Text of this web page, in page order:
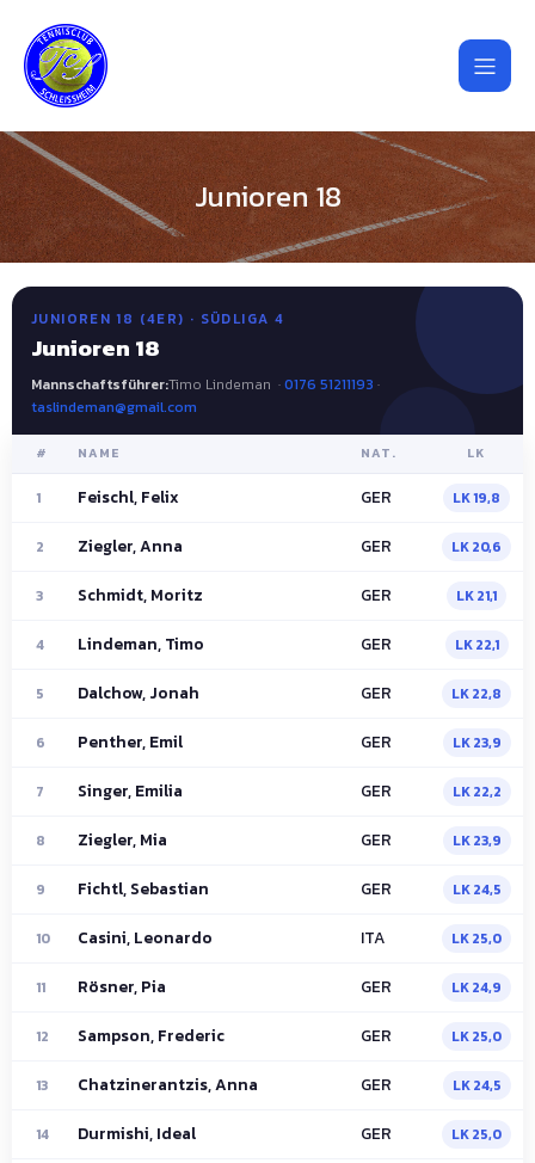
Junioren 18
JUNIOREN 18 (4ER) · SÜDLIGA 4
Junioren 18
Mannschaftsführer:Timo Lindeman ·0176 51211193 ·
taslindeman@gmail.com
# NAME NAT. LK
1 Feischl, Felix GER LK 19,8
2 Ziegler, Anna GER LK 20,6
3 Schmidt, Moritz GER LK 21,1
4 Lindeman, Timo GER LK 22,1
5 Dalchow, Jonah GER LK 22,8
6 Penther, Emil GER LK 23,9
7 Singer, Emilia GER LK 22,2
8 Ziegler, Mia GER LK 23,9
9 Fichtl, Sebastian GER LK 24,5
10 Casini, Leonardo ITA LK 25,0
11 Rösner, Pia GER LK 24,9
12 Sampson, Frederic GER LK 25,0
13 Chatzinerantzis, Anna GER LK 24,5
14 Durmishi, Ideal GER LK 25,0